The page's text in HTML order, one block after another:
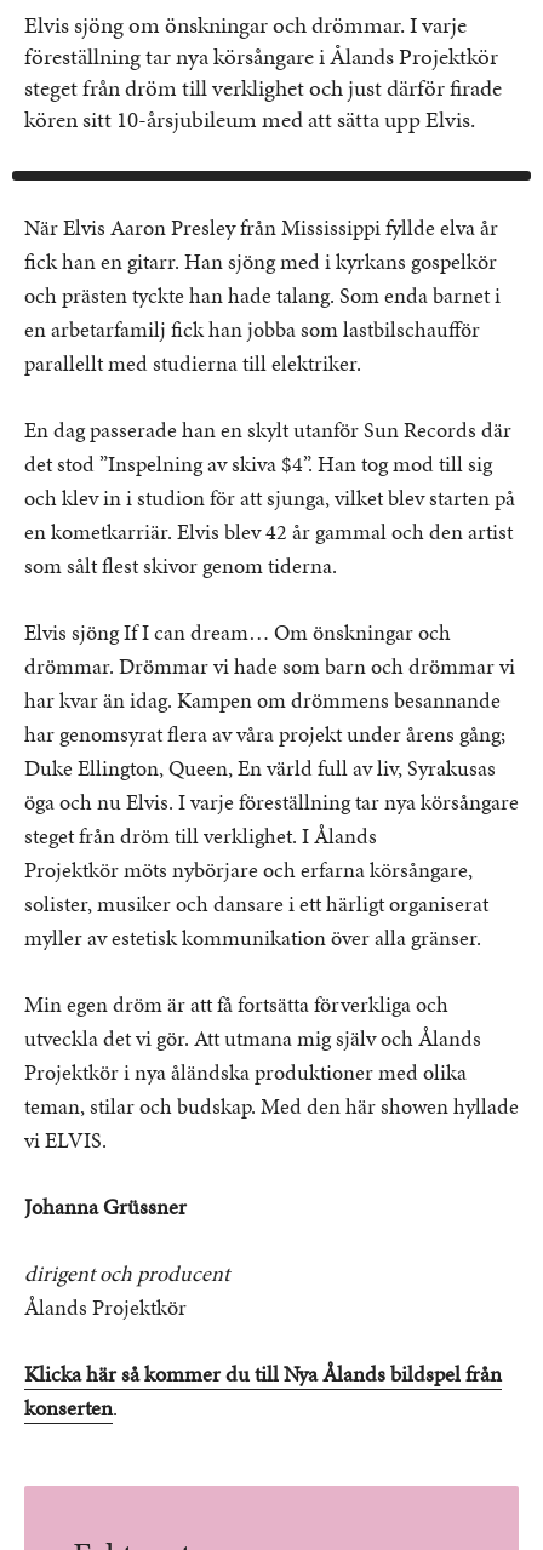
Elvis sjöng om önskningar och drömmar. I varje
föreställning tar nya körsångare i Ålands Projektkör
steget från dröm till verklighet och just därför firade
kören sitt 10-årsjubileum med att sätta upp Elvis.
När Elvis Aaron Presley från Mississippi fyllde elva år
fick han en gitarr. Han sjöng med i kyrkans gospelkör
och prästen tyckte han hade talang. Som enda barnet i
en arbetarfamilj fick han jobba som lastbilschaufför
parallellt med studierna till elektriker.
En dag passerade han en skylt utanför Sun Records där
det stod ”Inspelning av skiva $4”. Han tog mod till sig
och klev in i studion för att sjunga, vilket blev starten på
en kometkarriär. Elvis blev 42 år gammal och den artist
som sålt flest skivor genom tiderna.
Elvis sjöng If I can dream… Om önskningar och
drömmar. Drömmar vi hade som barn och drömmar vi
har kvar än idag. Kampen om drömmens besannan­de
har genomsyrat flera av våra projekt under årens gång;
Duke Ellington, Queen, En värld full av liv, Syrakusas
öga och nu Elvis. I varje föreställning tar nya körsångare
steget från dröm till verklighet. I Ålands
Projektkör möts nybörjare och erfarna körsångare,
solister, musiker och dansare i ett härligt organiserat
myller av estetisk kommunikation över alla gränser.
Min egen dröm är att få fortsätta förverkliga och
utveckla det vi gör. Att utmana mig själv och Ålands
Projektkör i nya åländska produktioner med olika
teman, stilar och budskap. Med den här showen hyllade
vi ELVIS.
Johanna Grüssner
dirigent och producent
Ålands Projektkör
Klicka här så kommer du till Nya Ålands bildspel från
konserten.